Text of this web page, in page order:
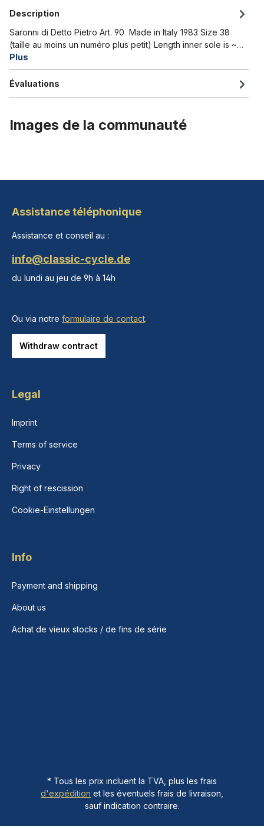
Description
Saronni di Detto Pietro Art. 90 Made in Italy 1983 Size 38
(taille au moins un numéro plus petit) Length inner sole is ~…
Plus
Évaluations
Images de la communauté
Assistance téléphonique
Assistance et conseil au :
info@classic-cycle.de
du lundi au jeu de 9h à 14h
Ou via notre formulaire de contact.
Withdraw contract
Legal
Imprint
Terms of service
Privacy
Right of rescission
Cookie-Einstellungen
Info
Payment and shipping
About us
Achat de vieux stocks / de fins de série
* Tous les prix incluent la TVA, plus les frais
d'expédition et les éventuels frais de livraison,
sauf indication contraire.